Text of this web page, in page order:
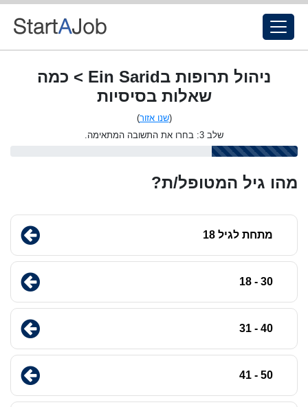
ניהול תרופות בEin Sarid > כמה
שאלות בסיסיות
(שנו אזור)
שלב 3: בחרו את התשובה המתאימה.
מהו גיל המטופל/ת?
מתחת לגיל 18
30 - 18
40 - 31
50 - 41